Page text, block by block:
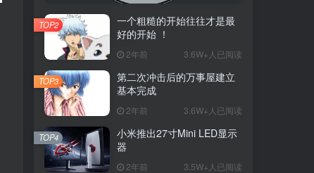
一个粗糙的开始往往才是最
好的开始 ！
2年前 3.6W+人已阅读
TOP2
第二次冲击后的万事屋建立
基本完成
2年前 3.6W+人已阅读
TOP3
小米推出27寸Mini LED显示
器
2年前 3.5W+人已阅读
TOP4